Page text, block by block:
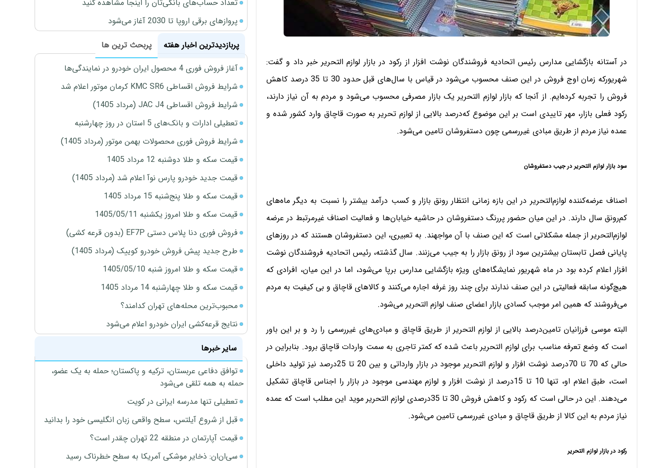
در آستانه بازگشایی مدارس رئیس اتحادیه فروشندگان نوشت افزار از رکود در بازار لوازم التحریر خبر داد و گفت:
شهریورکه زمان اوج فروش در این صنف محسوب می‌شود در قیاس با سال‌های قبل حدود 30 تا 35 درصد کاهش
فروش را تجربه کرده‌ایم. از آنجا که بازار لوازم التحریر یک بازار مصرفی محسوب می‌شود و مردم به آن نیاز دارند،
رکود فعلی بازار، مهر تاییدی است بر این موضوع که‌درصد بالایی از لوازم تحریر به صورت قاچاق وارد کشور شده و
عمده نیاز مردم از طریق مبادی غیررسمی چون دستفروشان تامین می‌شود.
سود بازار لوازم التحریر در جیب دستفروشان
اصناف عرضه‌کننده لوازم‌التحریر در این بازه زمانی انتظار رونق بازار و کسب درآمد بیشتر را نسبت به دیگر ماه‌های
کم‌رونق سال دارند. در این میان حضور پررنگ دستفروشان در حاشیه خیابان‌ها و فعالیت اصناف غیرمرتبط در عرضه
لوازم‌التحریر از جمله مشکلاتی است که این صنف با آن مواجهند. به تعبیری، این دستفروشان هستند که در روز‌های
پایانی فصل تابستان بیشترین سود از رونق بازار را به جیب می‌زنند. سال گذشته، رئیس اتحادیه فروشندگان نوشت
افزار اعلام کرده بود در ماه شهریور نمایشگاه‌های ویژه بازگشایی مدارس برپا می‌شود، اما در این میان، افرادی که
هیچ‌گونه سابقه فعالیتی در این صنف ندارند برای چند روز غرفه اجاره می‌کنند و کالاهای قاچاق و بی کیفیت به مردم
می‌فروشند که همین امر موجب کسادی بازار اعضای صنف لوازم التحریر می‌شود.
البته موسی فرزانیان تامین‌درصد بالایی از لوازم التحریر از طریق قاچاق و مبادی‌های غیررسمی را رد و بر این باور
است که وضع تعرفه مناسب برای لوازم التحریر باعث شده که کمتر تاجری به سمت واردات قاچاق برود. بنابراین در
حالی که 70 تا 70‌درصد نوشت افزار و لوازم التحریر موجود در بازار وارداتی و بین 20 تا 25‌درصد نیز تولید داخلی
است، طبق اعلام او، تنها 10 تا 15‌درصد از نوشت افزار و لوازم مهندسی موجود در بازار را اجناس قاچاق تشکیل
می‌دهند. این در حالی است که رکود و کاهش فروش 30 تا 35‌درصدی لوازم التحریر موید این مطلب است که عمده
نیاز مردم به این کالا از طریق قاچاق و مبادی غیررسمی تامین می‌شود.
رکود در بازار لوازم التحریر
تعداد حساب‌های بانکی‌تان را اینجا مشاهده کنید
پروازهای برقی اروپا تا 2030 آغاز می‌شود
پربازدیدترین اخبار هفته
پربحث ترین ها
آغاز فروش فوری 4 محصول ایران خودرو در نمایندگی‌ها
شرایط فروش اقساطی KMC SR6 کرمان موتور اعلام شد
شرایط فروش اقساطی JAC J4 (مرداد 1405)
تعطیلی ادارات و بانک‌های 5 استان در روز چهارشنبه
شرایط فروش فوری محصولات بهمن موتور (مرداد 1405)
قیمت سکه و طلا دوشنبه 12 مرداد 1405
قیمت جدید خودرو پارس نوآ اعلام شد (مرداد 1405)
قیمت سکه و طلا پنج‌شنبه 15 مرداد 1405
قیمت سکه و طلا امروز یکشنبه 1405/05/11
فروش فوری دنا پلاس دستی EF7P (بدون قرعه کشی)
طرح جدید پیش فروش خودرو کوییک (مرداد 1405)
قیمت سکه و طلا امروز شنبه 1405/05/10
قیمت سکه و طلا چهارشنبه 14 مرداد 1405
محبوب‌ترین محله‌های تهران کدامند؟
نتایج قرعه‌کشی ایران خودرو اعلام می‌شود
سایر خبرها
توافق دفاعی عربستان، ترکیه و پاکستان؛ حمله به یک عضو،
حمله به همه تلقی می‌شود
تعطیلی تنها مدرسه ایرانی در کویت
قبل از شروع آیلتس، سطح واقعی زبان انگلیسی خود را بدانید
قیمت آپارتمان در منطقه 22 تهران چقدر است؟
سی‌ان‌ان: ذخایر موشکی آمریکا به سطح خطرناک رسید